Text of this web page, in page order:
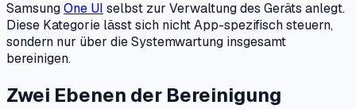
SamsungOne UI selbst zur Verwaltung des Geräts anlegt.
Diese Kategorie lässt sich nicht App-spezifisch steuern,
sondern nur über die Systemwartung insgesamt
bereinigen.
Zwei Ebenen der Bereinigung